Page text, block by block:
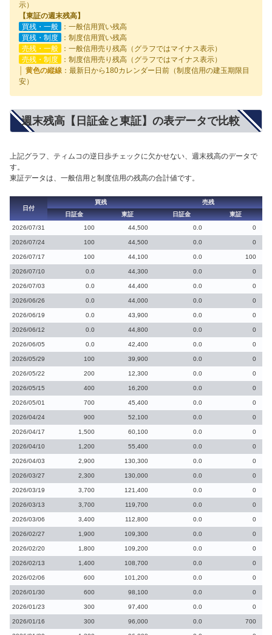
示）
【東証の週末残高】
買残・一般
：一般信用買い残高
買残・制度
：制度信用買い残高
売残・一般
：一般信用売り残高（グラフではマイナス表示）
売残・制度
：制度信用売り残高（グラフではマイナス表示）
│ 黄色の縦線 ：最新日から180カレンダー日前（制度信用の建玉期限目
安）
週末残高【日証金と東証】の表データで比較
上記グラフ、ティムコの逆日歩チェックに欠かせない、週末残高のデータで
す。
東証データは、一般信用と制度信用の残高の合計値です。
日付
買残
売残
日証金
東証 日証金
東証
2026/07/31
100 44,500 0.0 0
2026/07/24 100 44,500 0.0 0
2026/07/17 100 44,100 0.0 100
2026/07/10 0.0 44,300 0.0 0
2026/07/03 0.0 44,400 0.0 0
2026/06/26 0.0 44,000 0.0 0
2026/06/19 0.0 43,900 0.0 0
2026/06/12 0.0 44,800 0.0 0
2026/06/05 0.0 42,400 0.0 0
2026/05/29 100 39,900 0.0 0
2026/05/22 200 12,300 0.0 0
2026/05/15 400 16,200 0.0 0
2026/05/01 700 45,400 0.0 0
2026/04/24 900 52,100 0.0 0
2026/04/17 1,500 60,100 0.0 0
2026/04/10 1,200 55,400 0.0 0
2026/04/03 2,900 130,300 0.0 0
2026/03/27 2,300 130,000 0.0 0
2026/03/19 3,700 121,400 0.0 0
2026/03/13 3,700 119,700 0.0 0
2026/03/06 3,400 112,800 0.0 0
2026/02/27 1,900 109,300 0.0 0
2026/02/20 1,800 109,200 0.0 0
2026/02/13 1,400 108,700 0.0 0
2026/02/06 600 101,200 0.0 0
2026/01/30 600 98,100 0.0 0
2026/01/23 300 97,400 0.0 0
2026/01/16 300 96,000 0.0 700